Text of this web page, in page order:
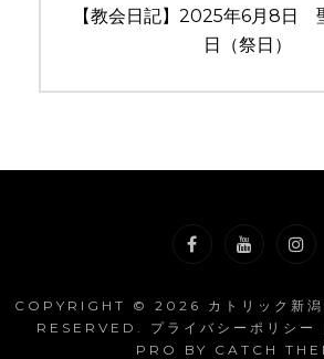
ョ
Next
【教会日記】2025年6月8日
日（祭日）
COPYRIGHT © 2026 カトリック新
RESERVED. プライバシーポリシー
PRO BY CATCH